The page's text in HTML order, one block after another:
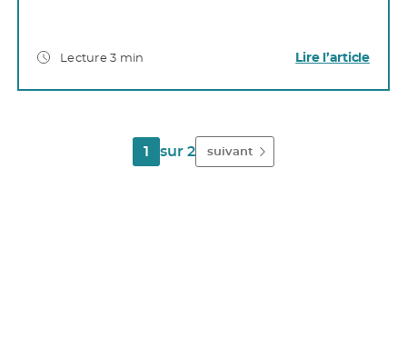
Lecture 3 min Lire l’article
1 sur 2 suivant